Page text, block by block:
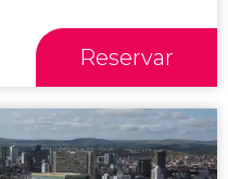
Reservar